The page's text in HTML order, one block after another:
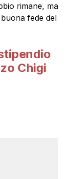
rimane, ma
fede del
Chigi